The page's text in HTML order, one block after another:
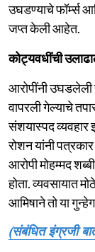
उघडण्याचे फॉर्म्स
जप्त केली आहेत.
कोट्यवधींची
आरोपींनी उघडलेली
वापरली गेल्याचे
संशयास्पद
रोशन यांनी
आरोपी मोहम्मद
होता. व्यवसायात
आमिषाने तो या
(संबंधित इंग्रजी